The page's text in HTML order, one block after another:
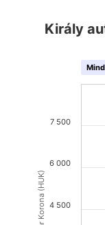
Magyar Korona (HUK)
Király
4 500
6 000
7 500